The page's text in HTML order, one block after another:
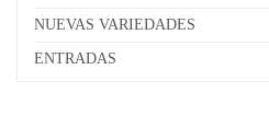
NUEVAS VARIEDADES
ENTRADAS